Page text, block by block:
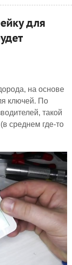
для
на основе
ключей. По
такой
среднем где-то